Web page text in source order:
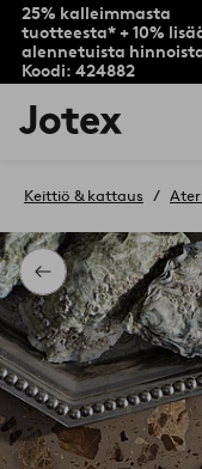
25% kalleimmasta
tuotteesta* + 10%
alennetuista
Koodi: 424882
Jotex-
logo
aloitussivulle
Takaisin
Keittiö & kattaus